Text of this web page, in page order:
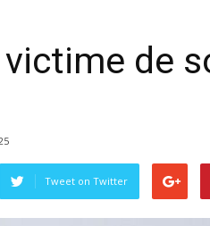
victime de
Tweet on Twitter